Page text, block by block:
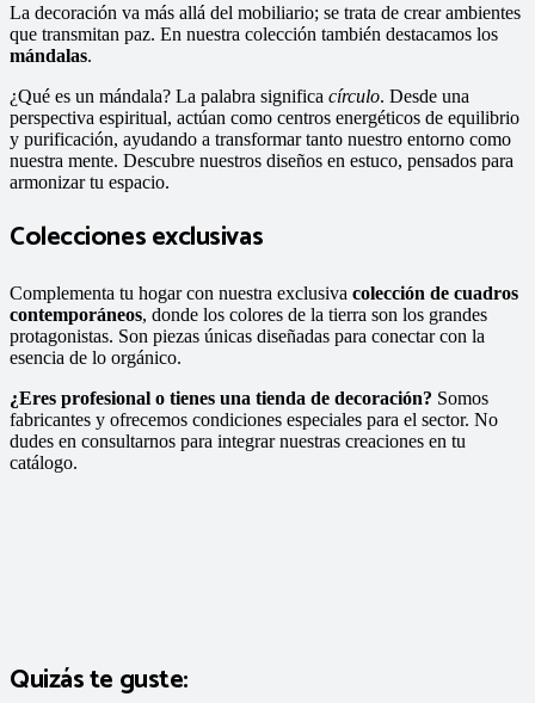
La decoración va más allá del mobiliario; se trata de crear ambientes
que transmitan paz. En nuestra colección también destacamos los
mándalas.
¿Qué es un mándala? La palabra significa círculo. Desde una
perspectiva espiritual, actúan como centros energéticos de equilibrio
y purificación, ayudando a transformar tanto nuestro entorno como
nuestra mente. Descubre nuestros diseños en estuco, pensados para
armonizar tu espacio.
Colecciones exclusivas
Complementa tu hogar con nuestra exclusiva colección de cuadros
contemporáneos, donde los colores de la tierra son los grandes
protagonistas. Son piezas únicas diseñadas para conectar con la
esencia de lo orgánico.
¿Eres profesional o tienes una tienda de decoración? Somos
fabricantes y ofrecemos condiciones especiales para el sector. No
dudes en consultarnos para integrar nuestras creaciones en tu
catálogo.
Quizás te guste: